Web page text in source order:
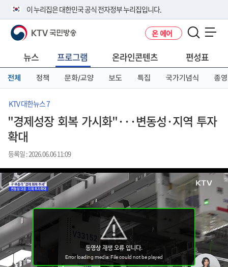
이 누리집은 대한민국 공식 전자정부 누리집입니다.
공식 누리집 주소 확인하기
니다.
이밖에 or.kr 또는 .kr등 다른 도메인 주소를 사용하고 있다면 아래 URL에
서 도메인 주소를 확인해 보세요
KTV 국민방송 온 에어
뉴스 프로그램 온라인콘텐츠 편성표
전체 정책 문화/교양 보도 특집 국가기념식 종영
KTV 대한뉴스 7
"경제성장 회복 가시화"···변동성·지역 투자
확대
등록일 : 2026.06.06 11:09